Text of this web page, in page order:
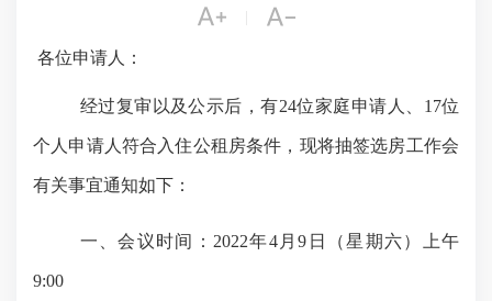
 
各位申请人：
经过复审以及公示后，有24位家庭申请人、17位
个人申请人符合入住公租房条件，现将抽签选房工作会
有关事宜通知如下：
一、会议时间： 2022年4月9日（星期六）上午
9:00